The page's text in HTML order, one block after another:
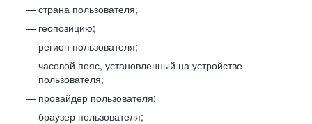
страна пользователя;
геопозицию;
регион пользователя;
часовой пояс, установленный на устройстве
пользователя;
провайдер пользователя;
браузер пользователя;